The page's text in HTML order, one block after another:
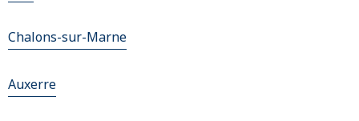
Chalons-sur-Marne
Auxerre